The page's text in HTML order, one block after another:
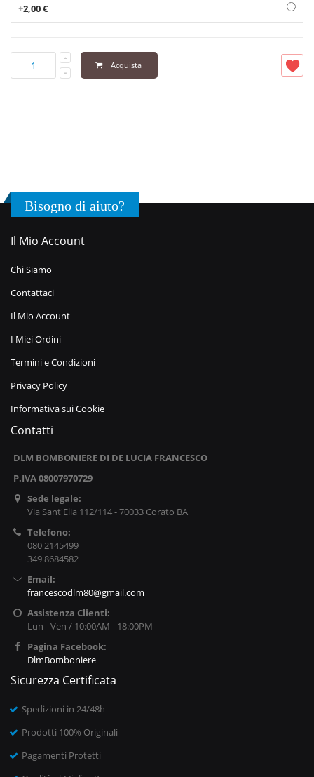
+2,00 €
Acquista
Bisogno di aiuto?
Il Mio Account
Chi Siamo
Contattaci
Il Mio Account
I Miei Ordini
Termini e Condizioni
Privacy Policy
Informativa sui Cookie
Contatti
DLM BOMBONIERE DI DE LUCIA FRANCESCO
P.IVA 08007970729
Sede legale:
Via Sant'Elia 112/114 - 70033 Corato BA
Telefono:
080 2145499
349 8684582
Email:
francescodlm80@gmail.com
Assistenza Clienti:
Lun - Ven / 10:00AM - 18:00PM
Pagina Facebook:
DlmBomboniere
Sicurezza Certificata
Spedizioni in 24/48h
Prodotti 100% Originali
Pagamenti Protetti